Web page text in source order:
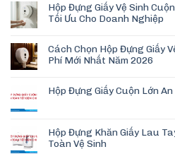
Hộp Đựng Giấy Vệ Sinh
Tối Ưu Cho Doanh Nghiệp
Cách Chọn Hộp Đựng Giấy
Phí Mới Nhất Năm 2026
Hộp Đựng Giấy Cuộn Lớn
Hộp Đựng Khăn Giấy Lau
Toàn Vệ Sinh